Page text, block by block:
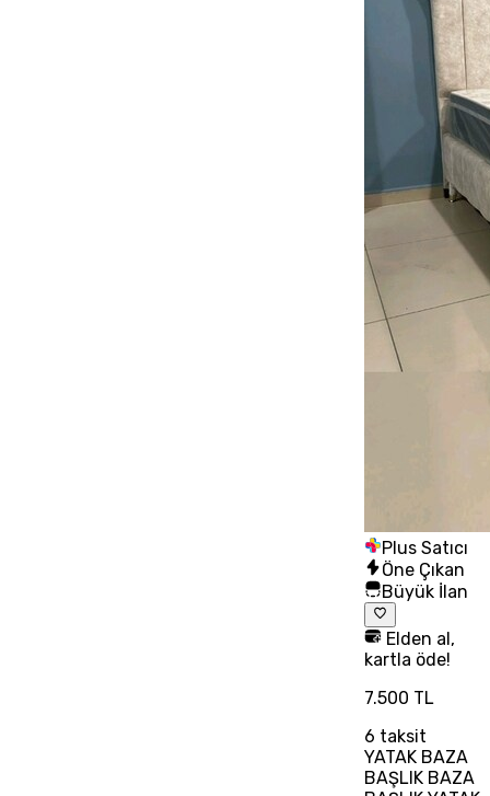
Plus Satıcı
Öne Çıkan
Büyük İlan
Elden al,
kartla öde!
7.500 TL
6 taksit
YATAK BAZA
BAŞLIK BAZA